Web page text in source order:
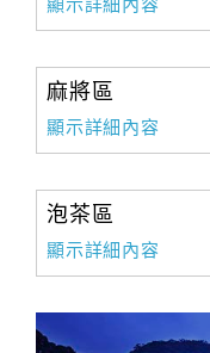
顯示詳細內容
麻將區
顯示詳細內容
泡茶區
顯示詳細內容